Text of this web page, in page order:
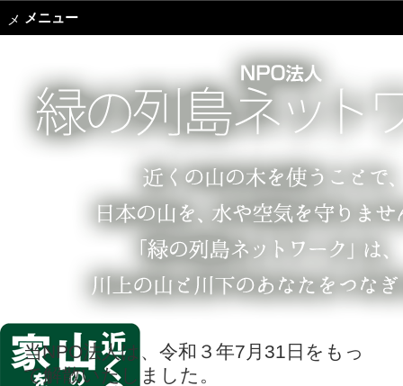
メニュー
当NPO法人は、令和３年7月31日をもっ
て解散いたしました。